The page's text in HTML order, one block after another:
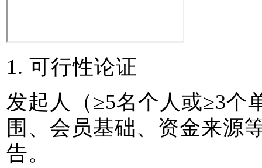
1. 可行性论证
发起人（≥5名个人或≥3个
围、会员基础、资金来源
告。